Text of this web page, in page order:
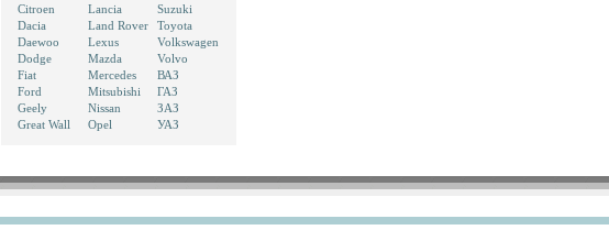
Citroen
Dacia
Daewoo
Dodge
Fiat
Ford
Geely
Great Wall
Lancia
Land Rover
Lexus
Mazda
Mercedes
Mitsubishi
Nissan
Opel
Suzuki
Toyota
Volkswagen
Volvo
ВАЗ
ГАЗ
ЗАЗ
УАЗ